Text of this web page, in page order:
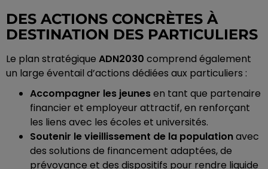
DES ACTIONS CONCRÈTES À
DESTINATION DES PARTICULIERS
Le plan stratégique ADN2030 comprend également
un large éventail d’actions dédiées aux particuliers :
Accompagner les jeunesen tant que partenaire
financier et employeur attractif, en renforçant
les liens avec les écoles et universités.
Soutenir le vieillissement de la populationavec
des solutions de financement adaptées, de
prévoyance et des dispositifs pour rendre liquide